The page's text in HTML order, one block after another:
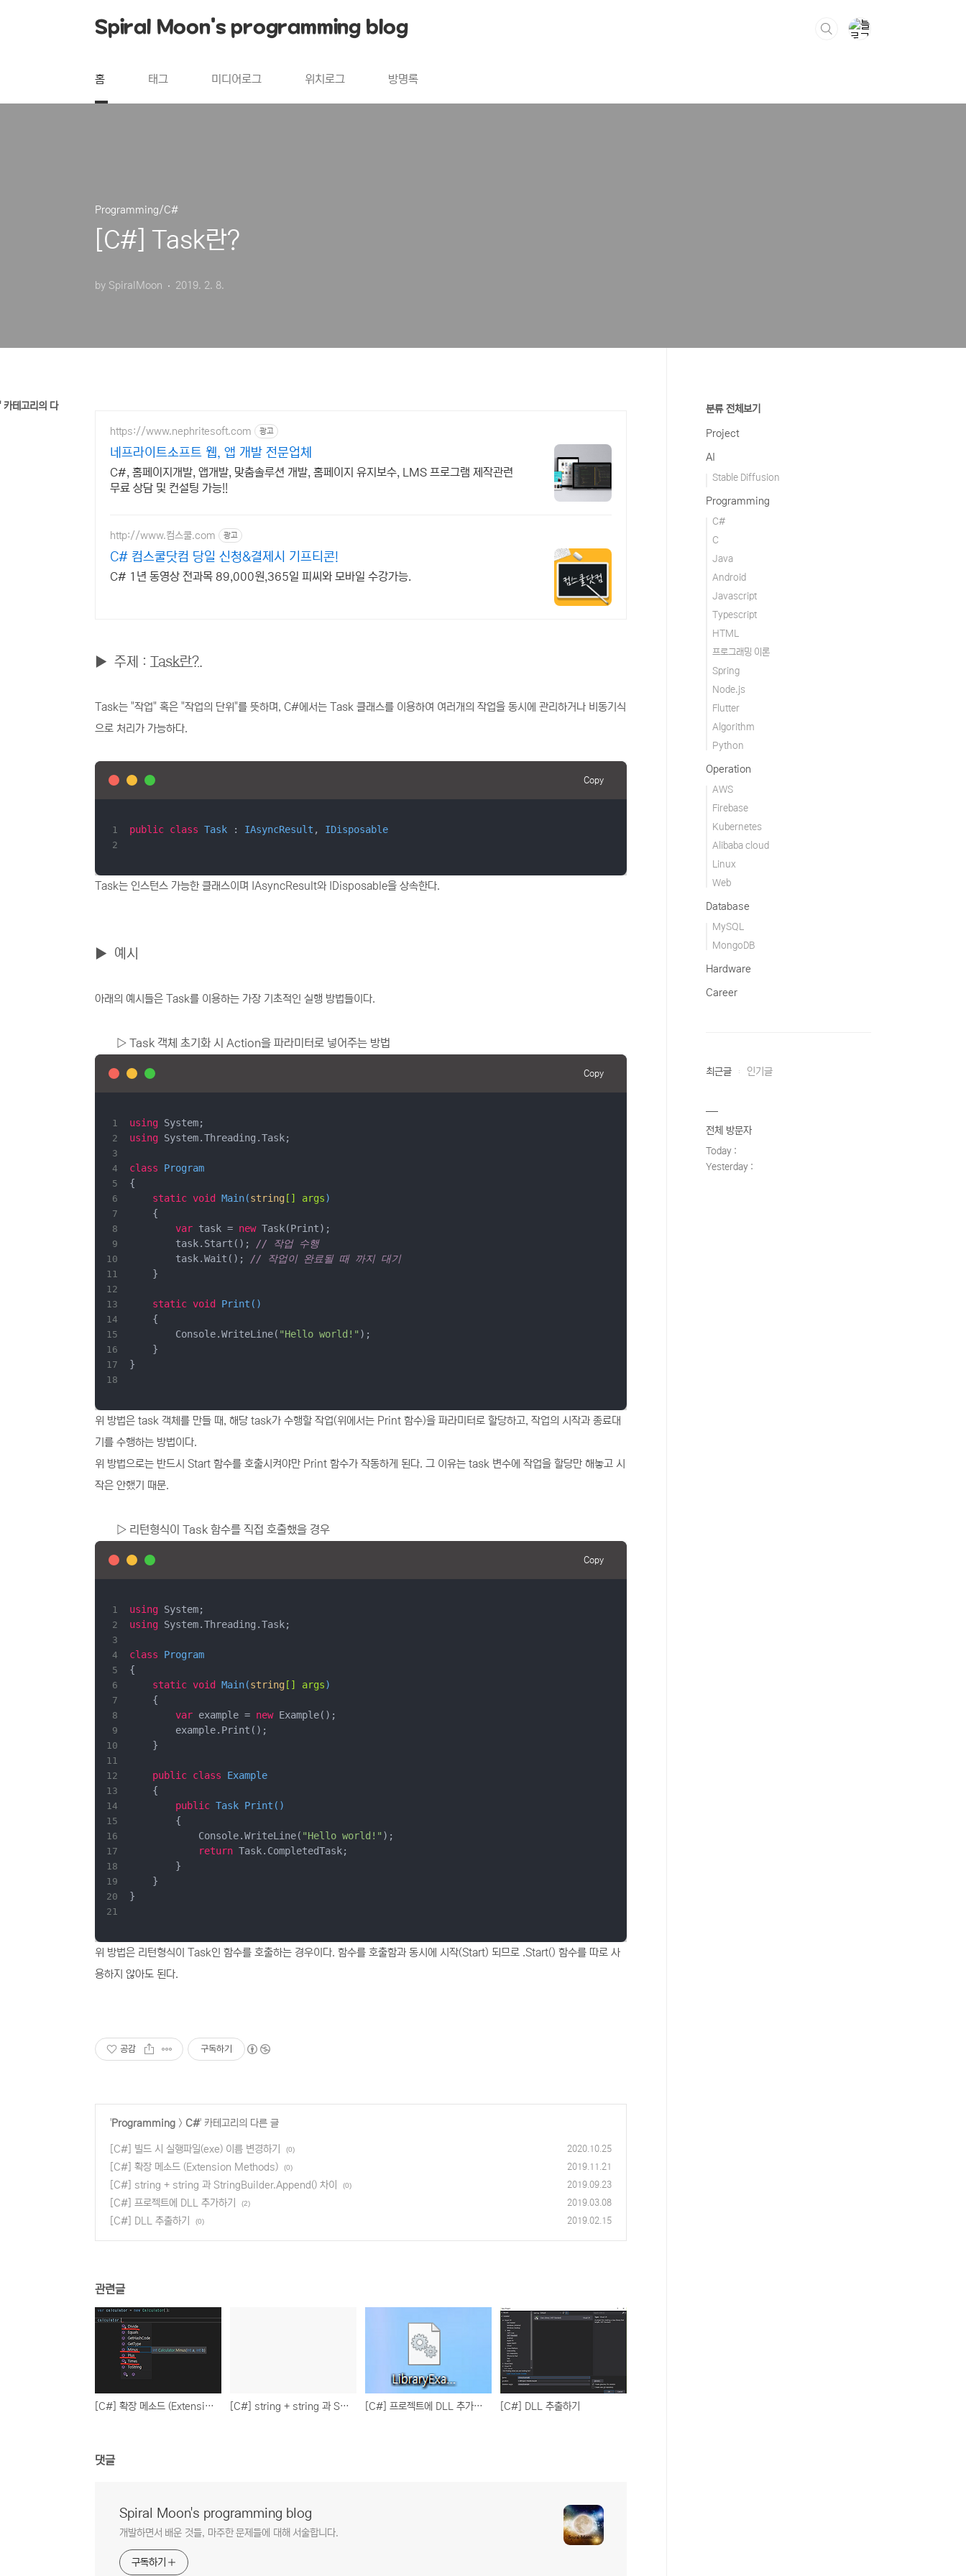
Spiral Moon's programming blog
홈 태그 미디어로그 위치로그 방명록
테고리의 다
Programming/C#
[C#] Task란?
by SpiralMoon 2019. 2. 8.
https://www.nephritesoft.com 광고
네프라이트소프트 웹, 앱 개발 전문업체
C#, 홈페이지개발, 앱개발, 맞춤솔루션 개발, 홈페이지 유지보수, LMS 프로그램 제작관련
무료 상담 및 컨설팅 가능!!
http://www.컴스쿨.com 광고
C# 컴스쿨닷컴 당일 신청&결제시 기프티콘!
C# 1년 동영상 전과목 89,000원,365일 피씨와 모바일 수강가능.
▶ 주제 : Task란?.
Task는 "작업" 혹은 "작업의 단위"를 뜻하며, C#에서는 Task 클래스를 이용하여 여러개의 작업을 동시에 관리하거나 비동기식
으로 처리가 가능하다.
Copy
public class Task : IAsyncResult , IDisposable
Task는 인스턴스 가능한 클래스이며 IAsyncResult와 IDisposable을 상속한다.
▶ 예시
아래의 예시들은 Task를 이용하는 가장 기초적인 실행 방법들이다.
▷ Task 객체 초기화 시 Action을 파라미터로 넣어주는 방법
Copy
using
using
class
Program
static void Main(string [] args)
var task = new
        task.Start();
// 작업 수행
        task.Wait();
// 작업이 완료될 때 까지 대기
static void Print ( )
        Console.WriteLine(
"Hello world!"
}
위 방법은 task 객체를 만들 때, 해당 task가 수행할 작업(위에서는 Print 함수)을 파라미터로 할당하고, 작업의 시작과 종료대
기를 수행하는 방법이다.
위 방법으로는 반드시 Start 함수를 호출시켜야만 Print 함수가 작동하게 된다. 그 이유는 task 변수에 작업을 할당만 해놓고 시
작은 안했기 때문.
▷ 리턴형식이 Task 함수를 직접 호출했을 경우
Copy
using
using
class
Program
static void Main(string [] args)
var example = new
public class
Example
public Task Print ( )
            Console.WriteLine(
"Hello world!"
return
}
위 방법은 리턴형식이 Task인 함수를 호출하는 경우이다. 함수를 호출함과 동시에 시작(Start) 되므로 .Start() 함수를 따로 사
용하지 않아도 된다.
공감 구독하기
'Programming > C#' 카테고리의 다른 글
[C#] 빌드 시 실행파일(exe) 이름 변경하기 (0) 2020.10.25
[C#] 확장 메소드 (Extension Methods) (0) 2019.11.21
[C#] string + string 과 StringBuilder.Append() 차이 (0) 2019.09.23
[C#] 프로젝트에 DLL 추가하기 (2) 2019.03.08
[C#] DLL 추출하기 (0) 2019.02.15
관련글
[C#] 확장 메소드 (Extension Methods) [C#] string + string 과 StringBuilder.Append() 차이 [C#] 프로젝트에 DLL 추가하기 [C#] DLL 추출하기
댓글
Spiral Moon's programming blog
개발하면서 배운 것들, 마주한 문제들에 대해 서술합니다.
구독하기
분류 전체보기
Project
AI
Stable Diffusion
Programming
C#
C
Java
Android
Javascript
Typescript
HTML
프로그래밍 이론
Spring
Node.js
Flutter
Algorithm
Python
Operation
AWS
Firebase
Kubernetes
Alibaba cloud
Linux
Web
Database
MySQL
MongoDB
Hardware
Career
최근글 인기글
전체 방문자
Today :
Yesterday :